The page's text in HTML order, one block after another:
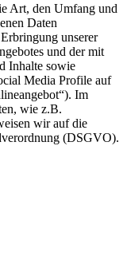
Art, den Umfang und
Daten
unserer
und der mit
Inhalte sowie
Media Profile auf
Im
wie z.B.
wir auf die
(DSGVO).